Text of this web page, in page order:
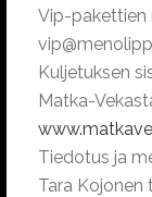
Vip-pakettien
Kuljetuksen
Matka-
Tiedotus ja
Tara Kojonen